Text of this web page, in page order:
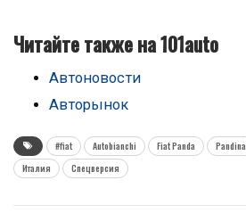
Читайте также на 101auto
Автоновости
Авторынок
#fiat Autobianchi Fiat Panda Pandina
Италия
Спецверсия